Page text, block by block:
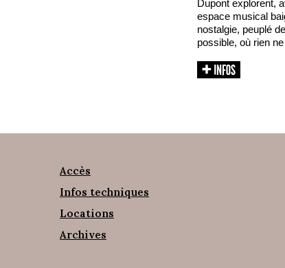
Dupont explorent,
espace musical
nostalgie, peuplé
possible, où rien
Accès
Infos techniques
Locations
Archives